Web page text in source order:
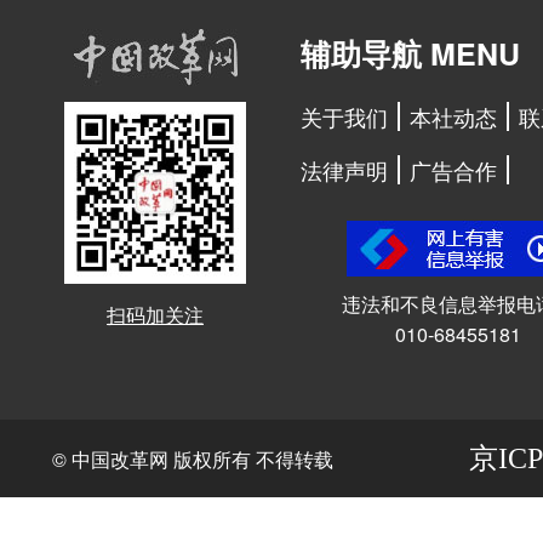
扫码加关注
辅助导航 MENU
关于我们 本社动态
法律声明
广告合作
违法和不良信息举报电
010-68455181
© 中国改革网 版权所有 不得转载 京